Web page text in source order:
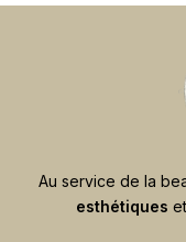
Au service de la
esthétiques